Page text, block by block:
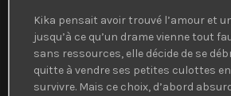
Kika pensait avoir trouvé l’amour et
jusqu’à ce qu’un drame vienne tout
sans ressources, elle décide de se
quitte à vendre ses petites culottes
survivre. Mais ce choix, d’abord